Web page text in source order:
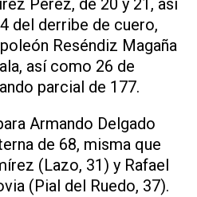
Pérez, de 20 y 21, así
del derribe de cuero,
Reséndiz Magaña
así como 26 de
parcial de 177.
Armando Delgado
de 68, misma que
(Lazo, 31) y Rafael
(Pial del Ruedo, 37).